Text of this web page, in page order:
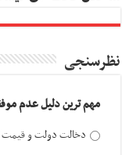
نظرسنجی
مهم ترین دلیل عدم
دخالت دولت و